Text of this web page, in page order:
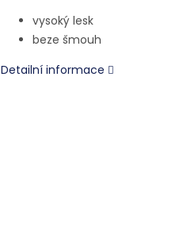
vysoký lesk
beze šmouh
Detailní informace